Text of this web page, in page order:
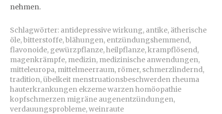
nehmen.
Schlagwörter: antidepressive wirkung, antike, ätherische
öle,bitterstoffe,blähungen, entzündungshemmend,
flavonoide, gewürzpflanze,heilpflanze,krampflösend,
magenkrämpfe, medizin, medizinische anwendungen,
mitteleuropa, mittelmeerraum, römer, schmerzlindernd,
tradition,übelkeit menstruationsbeschwerden rheuma
hauterkrankungen ekzeme warzen homöopathie
kopfschmerzen migräne augenentzündungen,
verdauungsprobleme,weinraute